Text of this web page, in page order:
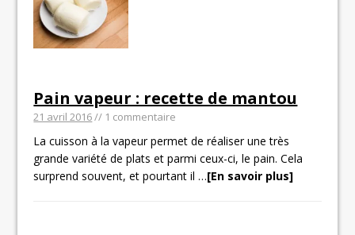
Pain vapeur : recette de mantou
21 avril 2016// 1 commentaire
La cuisson à la vapeur permet de réaliser une très
grande variété de plats et parmi ceux-ci, le pain. Cela
surprend souvent, et pourtant il…[En savoir plus]